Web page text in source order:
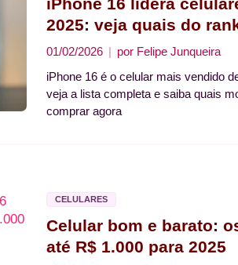
2025: veja quais do
01/02/2026 por Felipe Junqueira
iPhone 16 é o celular mais vendido
veja a lista completa e saiba quais
comprar agora
CELULARES
Celular bom e barato:
até R$ 1.000 para 2025